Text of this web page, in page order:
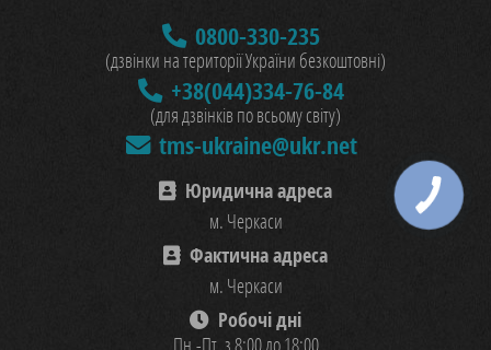
0800-330-235
(дзвінки на території України безкоштовні)
+38(044)334-76-84
(для дзвінків по всьому світу)
tms-ukraine@ukr.net
Юридична адреса
м. Черкаси
Фактична адреса
м. Черкаси
Робочі дні
Пн.-Пт. з 8:00 до 18:00